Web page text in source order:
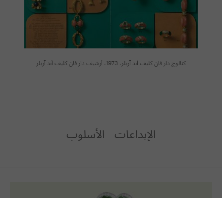
كتالوج دار فان كليف أند آربلز، 1973، أرشيف دار فان كليف أند آربلز
الإبداعات الأسلوب